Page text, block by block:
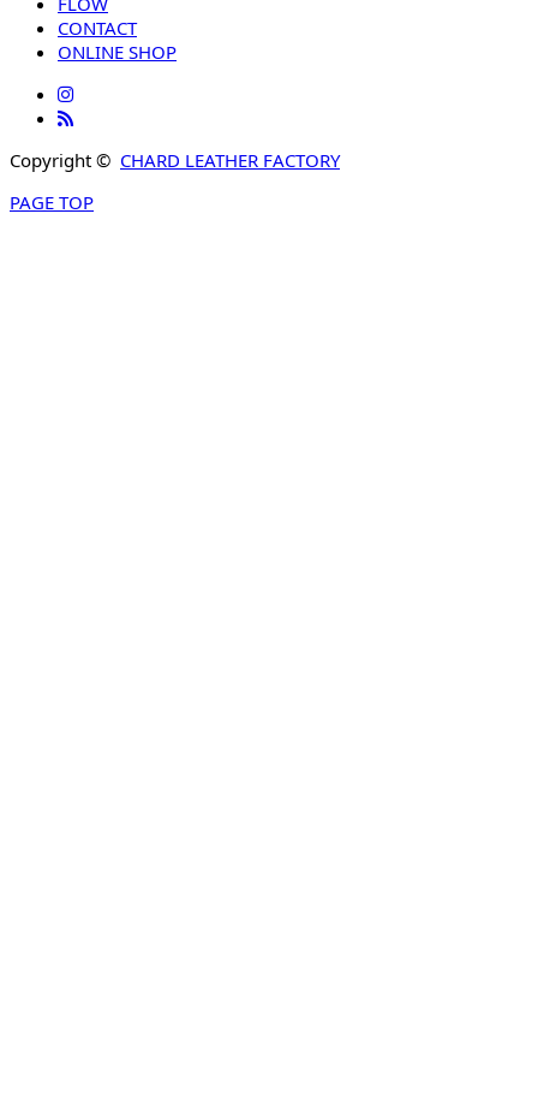
CONTACT
ONLINE SHOP
Copyright © CHARD LEATHER FACTORY
PAGE TOP